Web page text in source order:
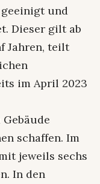
geeinigt und
Dieser gilt ab
Jahren, teilt
im April 2023
schaffen. Im
jeweils sechs
In den